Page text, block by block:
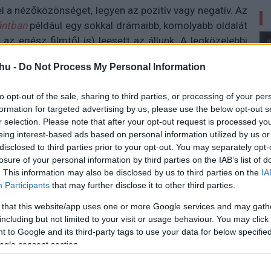
- Do Not Process My Personal Information
opt-out of the sale, sharing to third parties, or processing of your
for targeted advertising by us, please use the below opt-out
selection. Please note that after your opt-out request is processed
interest-based ads based on personal information utilized by us
to third parties prior to your opt-out. You may separately
of your personal information by third parties on the IAB’s list of
This information may also be disclosed by us to third parties on the
Participants that may further disclose it to other third parties.
that this website/app uses one or more Google services and may
but not limited to your visit or usage behaviour. You may
to Google and its third-party tags to use your data for below
consent section.
nézőközönséget, legyen az pozitív vagy negatív. Az
például egy sokkal drámaibb, komolyabb oldalát
egész filmtől is) leesett az állunk. A legközelebbi
után, hiszen Sandler visszatérni látszik a proli,
mindenképp.
angol címén:Hubie Halloween) egy kisvároska
A címszereplő Hubie (Sandler) a közösség
komolyan venni, viszont az idei Halloween kissé
Steve Buscemi valamilyen szörnyszülött lesz,
pedig maga Hubie - akinek persze senki nem
menteni szeretett városát.